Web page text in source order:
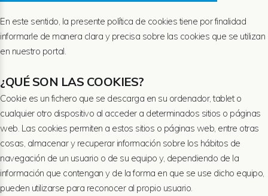
En este sentido, la presente política de cookies tiene por finalidad
informarle de manera clara y precisa sobre las cookies que se utilizan
en nuestro portal.
¿QUÉ SON LAS COOKIES?
Cookie es un fichero que se descarga en su ordenador, tablet o
cualquier otro dispositivo al acceder a determinados sitios o páginas
web. Las cookies permiten a estos sitios o páginas web, entre otras
cosas, almacenar y recuperar información sobre los hábitos de
navegación de un usuario o de su equipo y, dependiendo de la
información que contengan y de la forma en que se use dicho equipo,
pueden utilizarse para reconocer al propio usuario.